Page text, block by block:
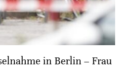
in Berlin – Frau